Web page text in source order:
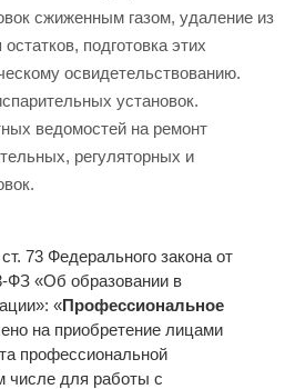
сжиженным газом, удаление из
подготовка этих
освидетельствованию.
установок.
ведомостей на ремонт
регуляторных и
73 Федерального закона от
ФЗ «Об образовании в
«Профессиональное
на приобретение лицами
профессиональной
числе для работы с